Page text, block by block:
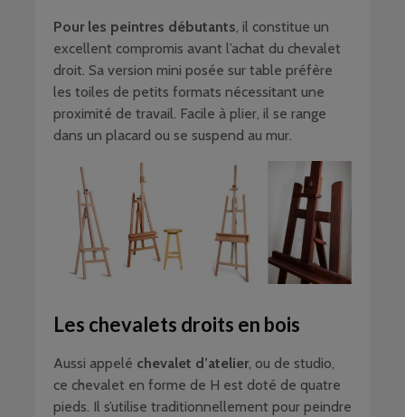
Pour les peintres débutants, il constitue un
excellent compromis avant l’achat du chevalet
droit. Sa version mini posée sur table préfère
les toiles de petits formats nécessitant une
proximité de travail. Facile à plier, il se range
dans un placard ou se suspend au mur.
Les chevalets droits en bois
Aussi appelé chevalet d’atelier, ou de studio,
ce chevalet en forme de H est doté de quatre
pieds. Il s’utilise traditionnellement pour peindre